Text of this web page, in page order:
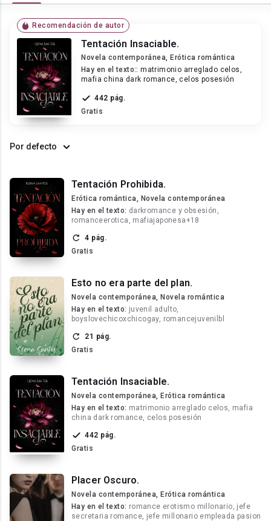
Recomendación de autor
Tentación Insaciable.
Novela contemporánea, Erótica romántica
Hay en el texto:: matrimonio arreglado celos,
mafia china dark romance, celos posesión
442 pág.
Gratis
Por defecto
Tentación Prohibida.
Erótica romántica, Novela contemporánea
Hay en el texto: darkromance y obsesión,
romanceerotica, mafiajaponesa+18
4 pág.
Gratis
Esto no era parte del plan.
Novela contemporánea, Novela romántica
Hay en el texto: juvenil adulto,
boyslovechicoxchicogay, romancejuvenilbl
21 pág.
Gratis
Tentación Insaciable.
Novela contemporánea, Erótica romántica
Hay en el texto: matrimonio arreglado celos, mafia
china dark romance, celos posesión
442 pág.
Gratis
Placer Oscuro.
Novela contemporánea, Erótica romántica
Hay en el texto: romance erotismo millonario, jefe
secretaria romance, jefe millonario empleada pasion